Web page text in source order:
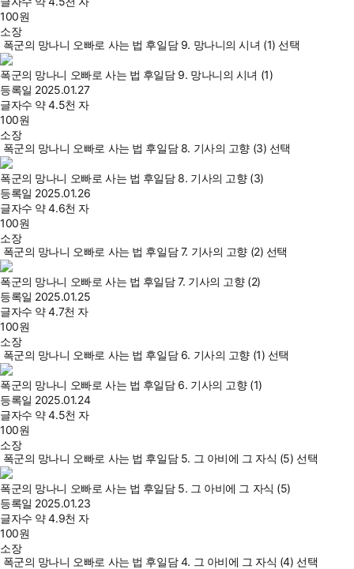
100원
소장
폭군의 망나니 오빠로 사는 법 후일담 9. 망나니의 시녀 (1) 선택
폭군의 망나니 오빠로 사는 법 후일담 9. 망나니의 시녀 (1)
등록일 2025.01.27
글자수 약 4.5천 자
100원
소장
폭군의 망나니 오빠로 사는 법 후일담 8. 기사의 고향 (3) 선택
폭군의 망나니 오빠로 사는 법 후일담 8. 기사의 고향 (3)
등록일 2025.01.26
글자수 약 4.6천 자
100원
소장
폭군의 망나니 오빠로 사는 법 후일담 7. 기사의 고향 (2) 선택
폭군의 망나니 오빠로 사는 법 후일담 7. 기사의 고향 (2)
등록일 2025.01.25
글자수 약 4.7천 자
100원
소장
폭군의 망나니 오빠로 사는 법 후일담 6. 기사의 고향 (1) 선택
폭군의 망나니 오빠로 사는 법 후일담 6. 기사의 고향 (1)
등록일 2025.01.24
글자수 약 4.5천 자
100원
소장
폭군의 망나니 오빠로 사는 법 후일담 5. 그 아비에 그 자식 (5) 선택
폭군의 망나니 오빠로 사는 법 후일담 5. 그 아비에 그 자식 (5)
등록일 2025.01.23
글자수 약 4.9천 자
100원
소장
폭군의 망나니 오빠로 사는 법 후일담 4. 그 아비에 그 자식 (4) 선택